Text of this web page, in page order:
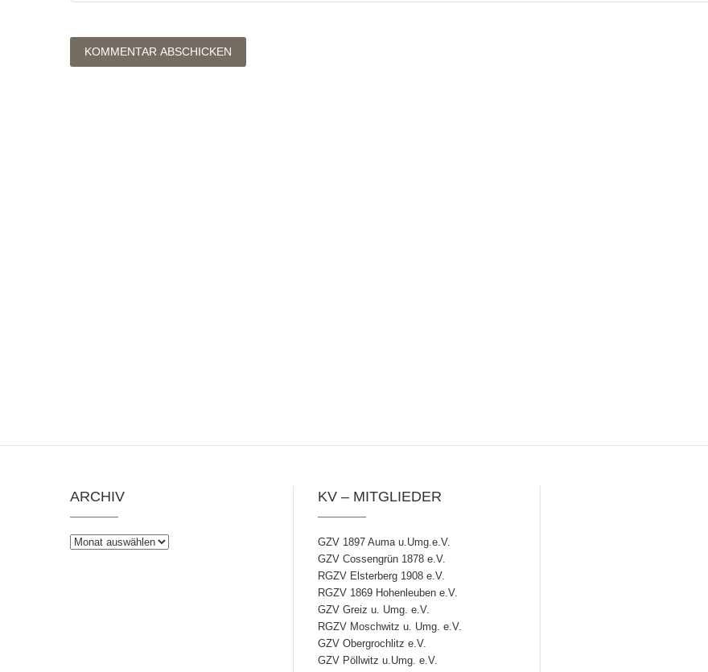
ARCHIV
Archiv
KV – MITGLIEDER
GZV 1897 Auma u.Umg.e.V.
GZV Cossengrün 1878 e.V.
RGZV Elsterberg 1908 e.V.
RGZV 1869 Hohenleuben e.V.
GZV Greiz u. Umg. e.V.
RGZV Moschwitz u. Umg. e.V.
GZV Obergrochlitz e.V.
GZV Pöllwitz u.Umg. e.V.